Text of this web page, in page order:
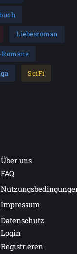
Liebesroman
SciFi
Über uns
FAQ
Impressum
Datenschutz
Login
Registrieren